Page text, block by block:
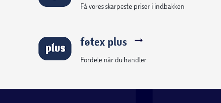
Få vores skarpeste priser i indbakken
føtex plus
Fordele når du handler